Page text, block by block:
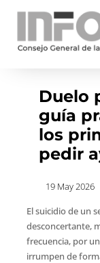
Duelo
guía
los
pedir
19 May 2026
El suicidio de un
desconcertante,
frecuencia, por
irrumpen de